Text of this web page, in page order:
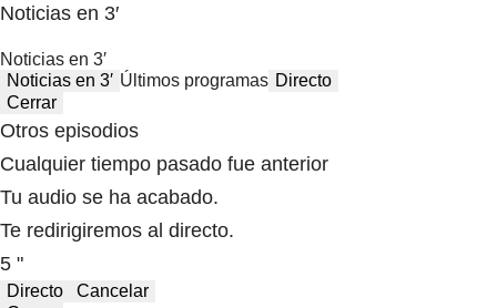
Noticias en 3′
Noticias en 3′
Noticias en 3′ Últimos programas Directo
Cerrar
Otros episodios
Cualquier tiempo pasado fue anterior
Tu audio se ha acabado.
Te redirigiremos al directo.
5 "
Directo
Cancelar